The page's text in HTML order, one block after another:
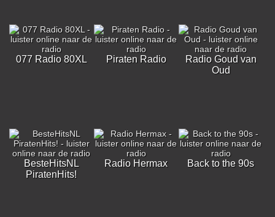
077 Radio 80XL Piraten Radio
Radio Goud van
Oud
BesteHitsNL
PiratenHits!
Radio Hermax Back to the 90s